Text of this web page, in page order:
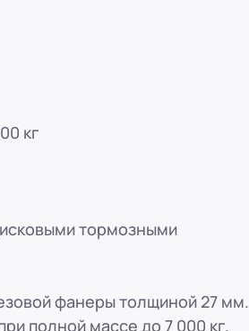
кг
тормозными
фанеры толщиной 27 мм.
полной массе до 7 000 кг.